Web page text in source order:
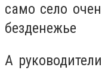
само село
безденежье
А